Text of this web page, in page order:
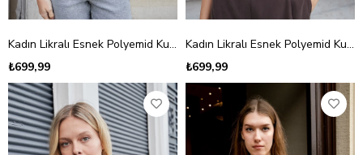
Kadın Likralı Esnek Polyemid Kumaş Kayık Yaka Kolsuz Body Bluz-Kahve
₺699,99
Kadın Likralı Esnek Polyemid Kumaş Kayık Yaka Kolsuz Body Bluz-Krem
₺699,99